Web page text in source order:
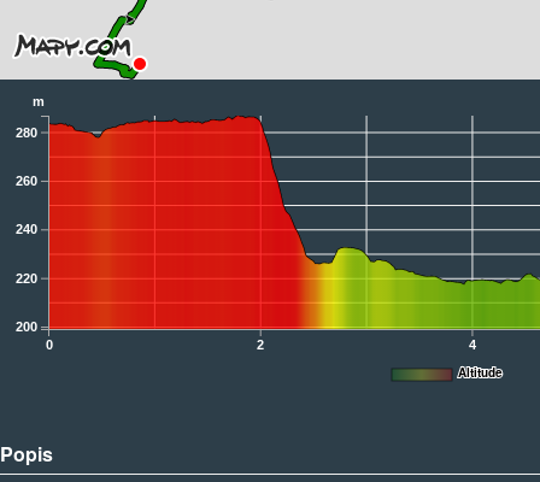
0 2 4
200
220
240
260
280
m
Altitude
Popis